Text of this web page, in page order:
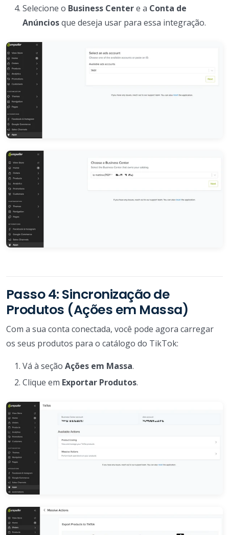
Selecione o Business Centere a Conta de
Anúnciosque deseja usar para essa integração.
Passo 4: Sincronização de
Produtos (Ações em Massa)
Com a sua conta conectada, você pode agora carregar
os seus produtos para o catálogo do TikTok:
Vá à seção Ações em Massa.
Clique em Exportar Produtos.